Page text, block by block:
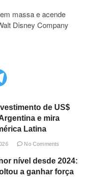
massa e acende
Disney Company
de US$
e mira
Latina
No Comments
nível desde 2024:
a ganhar força